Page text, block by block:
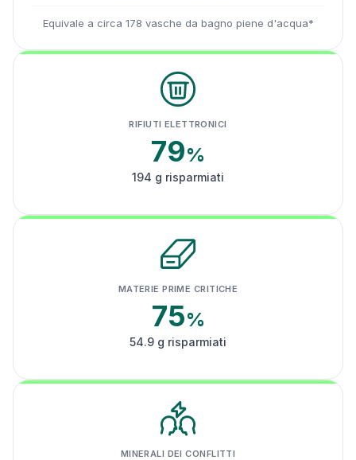
Equivale a circa 178 vasche da bagno piene d'acqua*
RIFIUTI ELETTRONICI
79%
194 g risparmiati
MATERIE PRIME CRITICHE
75%
54.9 g risparmiati
MINERALI DEI CONFLITTI